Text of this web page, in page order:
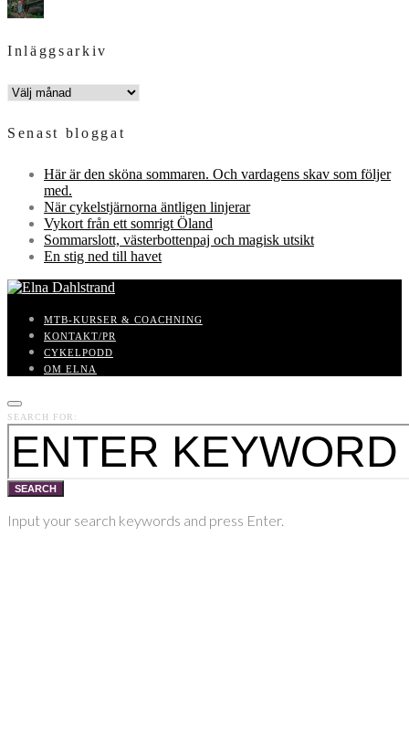
Inläggsarkiv
INLÄGGSARKIV
Senast bloggat
Här är den sköna sommaren. Och vardagens skav som följer
med.
När cykelstjärnorna äntligen linjerar
Vykort från ett somrigt Öland
Sommarslott, västerbottenpaj och magisk utsikt
En stig ned till havet
MTB-KURSER & COACHNING
KONTAKT/PR
CYKELPODD
OM ELNA
SEARCH FOR:
SEARCH
Input your search keywords and press Enter.